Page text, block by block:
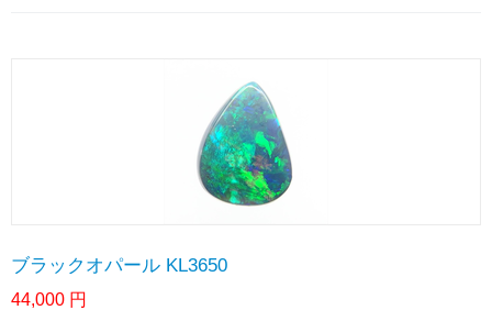
ブラックオパール KL3650
44,000 円